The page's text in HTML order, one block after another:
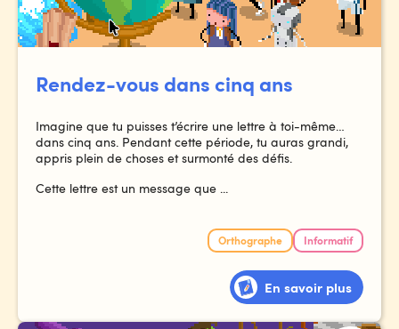
Rendez-vous dans cinq ans
Imagine que tu puisses t’écrire une lettre à toi-même…
dans cinq ans. Pendant cette période, tu auras grandi,
appris plein de choses et surmonté des défis.
Cette lettre est un message que ...
Orthographe Informatif
En savoir plus